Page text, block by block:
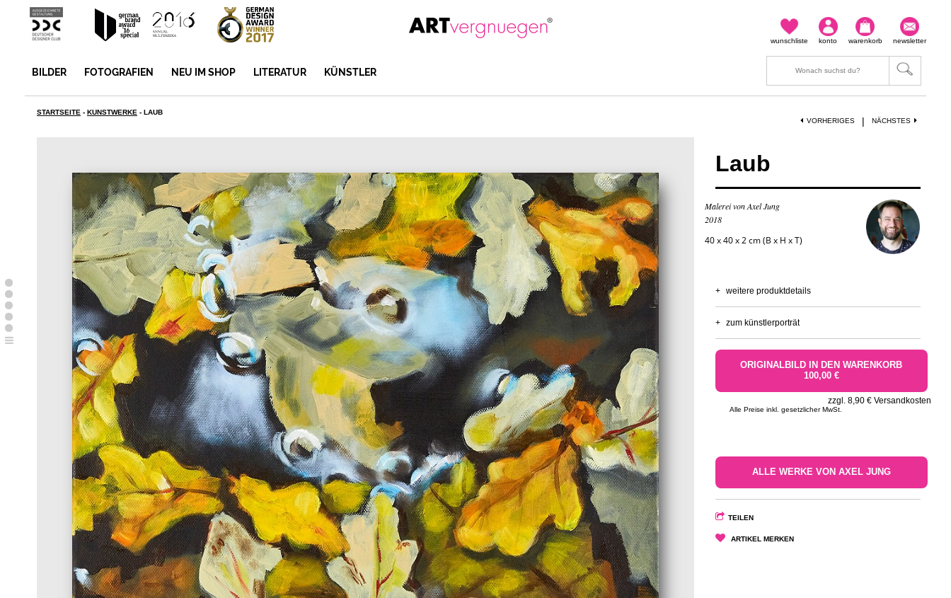
newsletter
warenkorb
konto
wunschliste
BILDER FOTOGRAFIEN NEU IM SHOP LITERATUR KÜNSTLER
STARTSEITE - KUNSTWERKE - LAUB
NÄCHSTES
|
VORHERIGES
Laub
Malerei von Axel Jung
2018
40 x 40 x 2 cm (B x H x T)
+ weitere produktdetails
+ zum künstlerporträt
ORIGINALBILD IN DEN WARENKORB
100,00 €
zzgl. 8,90 € Versandkosten
Alle Preise inkl. gesetzlicher MwSt.
ALLE WERKE VON AXEL JUNG
TEILEN
ARTIKEL MERKEN